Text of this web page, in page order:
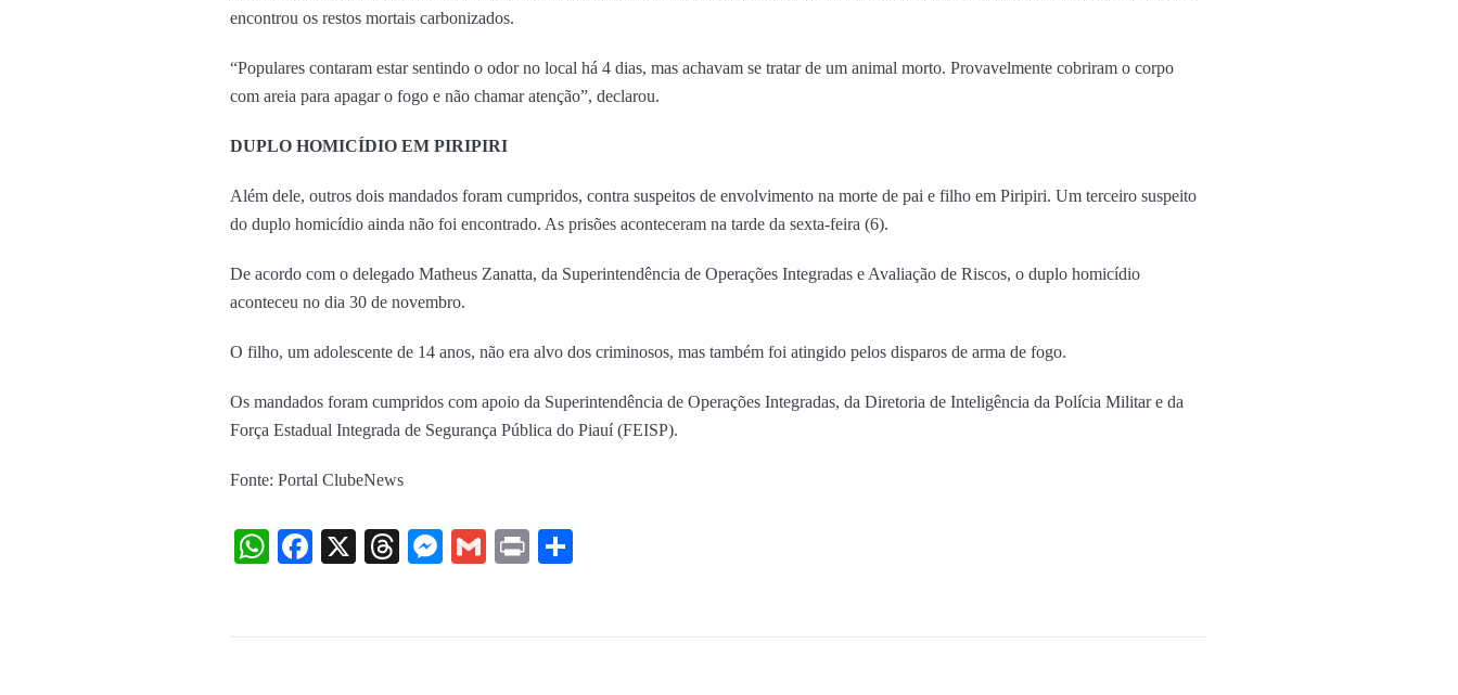
encontrou os restos mortais carbonizados.
“Populares contaram estar sentindo o odor no local há 4 dias, mas achavam se tratar de um animal morto. Provavelmente cobriram o corpo
com areia para apagar o fogo e não chamar atenção”, declarou.
DUPLO HOMICÍDIO EM PIRIPIRI
Além dele, outros dois mandados foram cumpridos, contra suspeitos de envolvimento na morte de pai e filho em Piripiri. Um terceiro suspeito
do duplo homicídio ainda não foi encontrado. As prisões aconteceram na tarde da sexta-feira (6).
De acordo com o delegado Matheus Zanatta, da Superintendência de Operações Integradas e Avaliação de Riscos, o duplo homicídio
aconteceu no dia 30 de novembro.
O filho, um adolescente de 14 anos, não era alvo dos criminosos, mas também foi atingido pelos disparos de arma de fogo.
Os mandados foram cumpridos com apoio da Superintendência de Operações Integradas, da Diretoria de Inteligência da Polícia Militar e da
Força Estadual Integrada de Segurança Pública do Piauí (FEISP).
Fonte: Portal ClubeNews
WhatsApp
Facebook
X Threads
Messenger
Gmail
Print